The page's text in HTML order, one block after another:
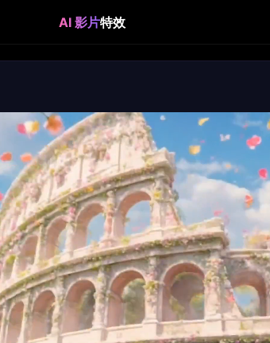
AI 影片特效